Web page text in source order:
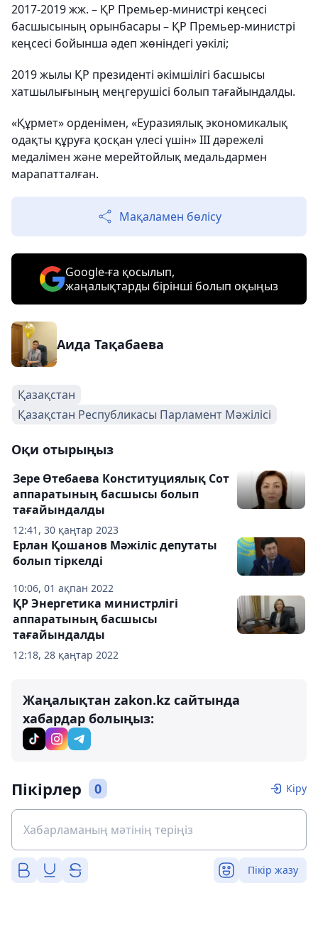
2017-2019 жж. – ҚР Премьер-министрі кеңсесі
басшысының орынбасары – ҚР Премьер-министрі
кеңсесі бойынша әдеп жөніндегі уәкілі;
2019 жылы ҚР президенті әкімшілігі басшысы
хатшылығының меңгерушісі болып тағайындалды.
«Құрмет» орденімен, «Еуразиялық экономикалық
одақты құруға қосқан үлесі үшін» III дәрежелі
медалімен және мерейтойлық медальдармен
марапатталған.
Мақаламен бөлісу
Google-ға қосылып,
жаңалықтарды бірінші болып оқыңыз
Аида Тақабаева
Қазақстан
Қазақстан Республикасы Парламент Мәжілісі
Оқи отырыңыз
12:41, 30 қаңтар 2023
Зере Өтебаева Конституциялық Сот
аппаратының басшысы болып
тағайындалды
10:06, 01 ақпан 2022
Ерлан Қошанов Мәжіліс депутаты
болып тіркелді
12:18, 28 қаңтар 2022
ҚР Энергетика министрлігі
аппаратының басшысы
тағайындалды
Жаңалықтан zakon.kz сайтында
хабардар болыңыз:
Пікірлер 0 Кіру
Пікір жазу